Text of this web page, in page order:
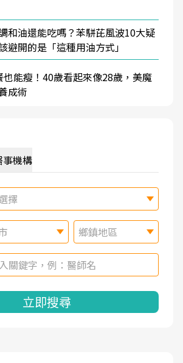
和油還能吃嗎？苯駢芘風波10大疑
避開的是「這種用油方式」
也能瘦！40歲看起來像28歲，美魔
成術
事機構
擇
鄉鎮地區
立即搜尋